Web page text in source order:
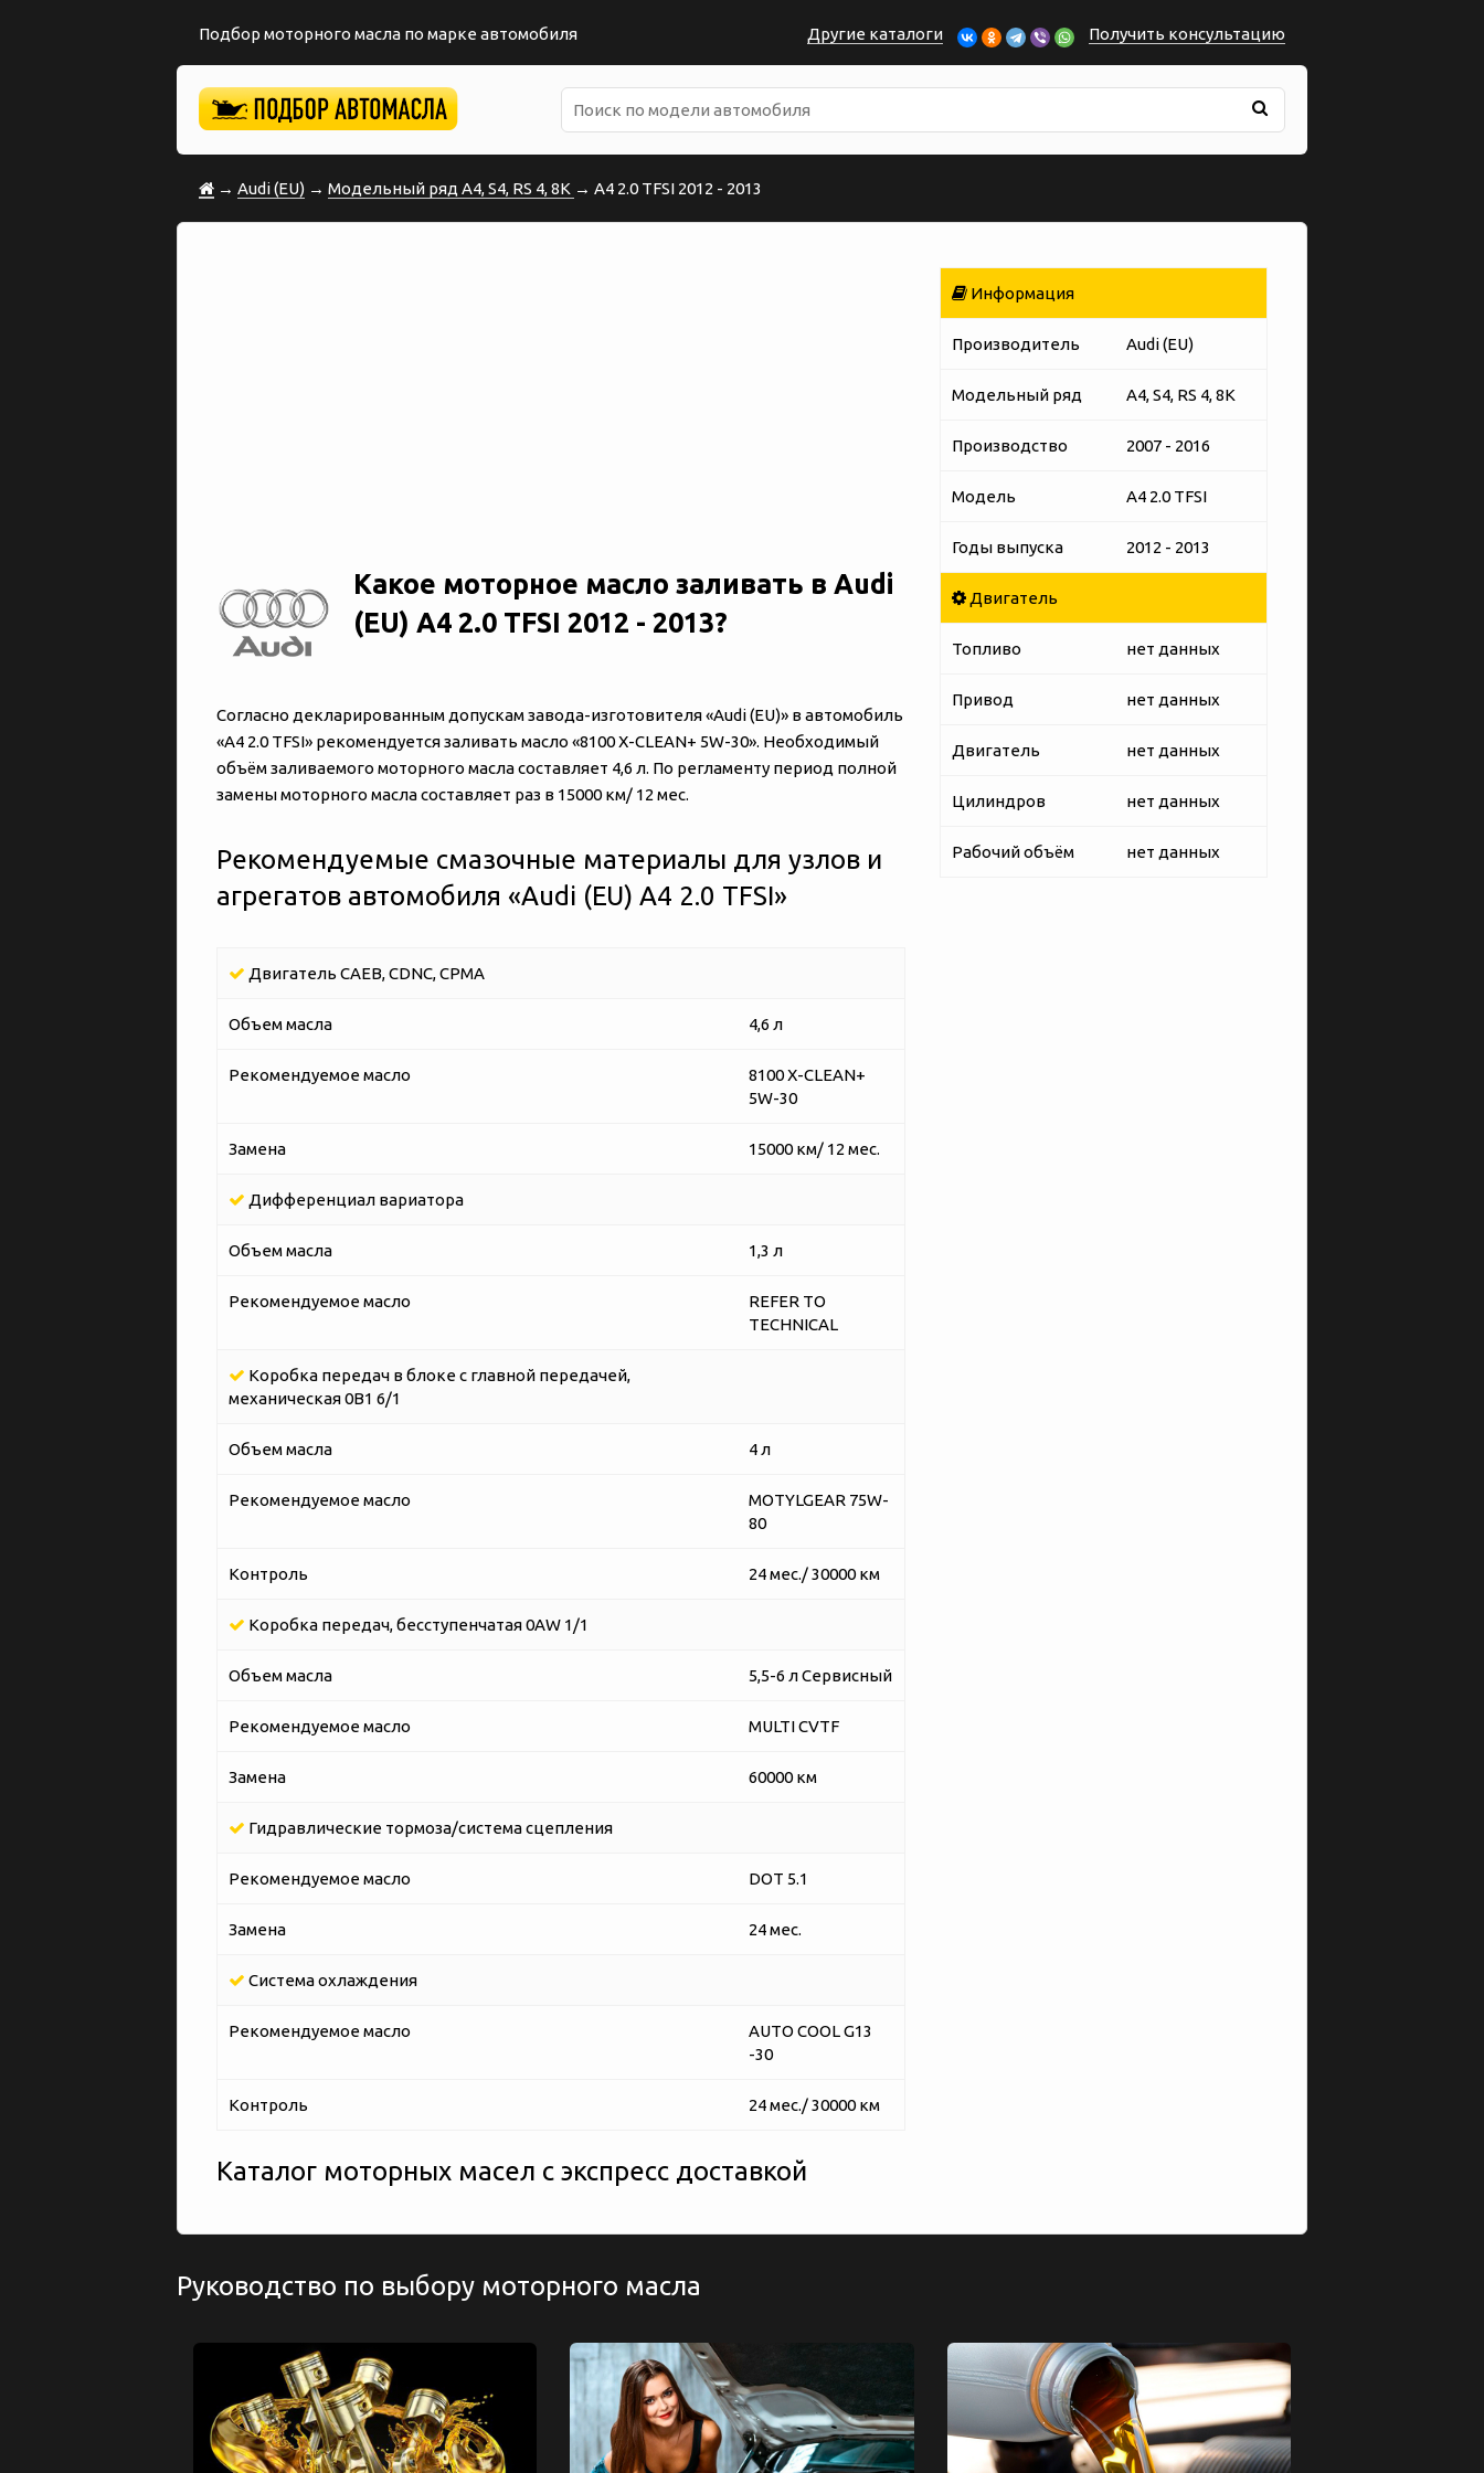
Подбор моторного масла по марке автомобиля Другие каталоги Получить консультацию
→ Audi (EU) → Модельный ряд A4, S4, RS 4, 8K → A4 2.0 TFSI 2012 - 2013
Какое моторное масло заливать в Audi
(EU) A4 2.0 TFSI 2012 - 2013?
Согласно декларированным допускам завода-изготовителя «‎‎Audi (EU)» в автомобиль
«‎‎A4 2.0 TFSI» рекомендуется заливать масло «8100 X-CLEAN+ 5W-30». Необходимый
объём заливаемого моторного масла составляет 4,6 л. По регламенту период полной
замены моторного масла составляет раз в 15000 км/ 12 мес.
Рекомендуемые смазочные материалы для узлов и
агрегатов автомобиля «‎‎Audi (EU) A4 2.0 TFSI»
Двигатель CAEB, CDNC, CPMA
Объем масла 4,6 л
Рекомендуемое масло
8100 X-CLEAN+
5W-30
Замена 15000 км/ 12 мес.
Дифференциал вариатора
Объем масла 1,3 л
Рекомендуемое масло
REFER TO
TECHNICAL
Коробка передач в блоке с главной передачей,
механическая 0B1 6/1
Объем масла 4 л
Рекомендуемое масло
MOTYLGEAR 75W-
80
Контроль 24 мес./ 30000 км
Коробка передач, бесступенчатая 0AW 1/1
Объем масла 5,5-6 л Сервисный
Рекомендуемое масло MULTI CVTF
Замена 60000 км
Гидравлические тормоза/система сцепления
Рекомендуемое масло DOT 5.1
Замена 24 мес.
Система охлаждения
Рекомендуемое масло
AUTO COOL G13
-30
Контроль 24 мес./ 30000 км
Каталог моторных масел с экспресс доставкой
Информация
Производитель Audi (EU)
Модельный ряд A4, S4, RS 4, 8K
Производство 2007 - 2016
Модель A4 2.0 TFSI
Годы выпуска 2012 - 2013
Двигатель
Топливо нет данных
Привод нет данных
Двигатель нет данных
Цилиндров нет данных
Рабочий объём нет данных
Руководство по выбору моторного масла